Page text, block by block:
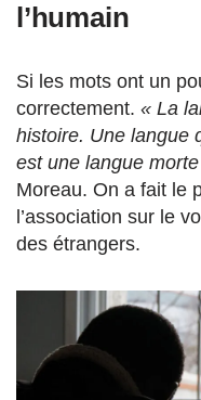
l’humain
Si les mots ont un
correctement. « La
histoire. Une langue
est une langue
Moreau. On a fait le
l’association sur le
des étrangers.